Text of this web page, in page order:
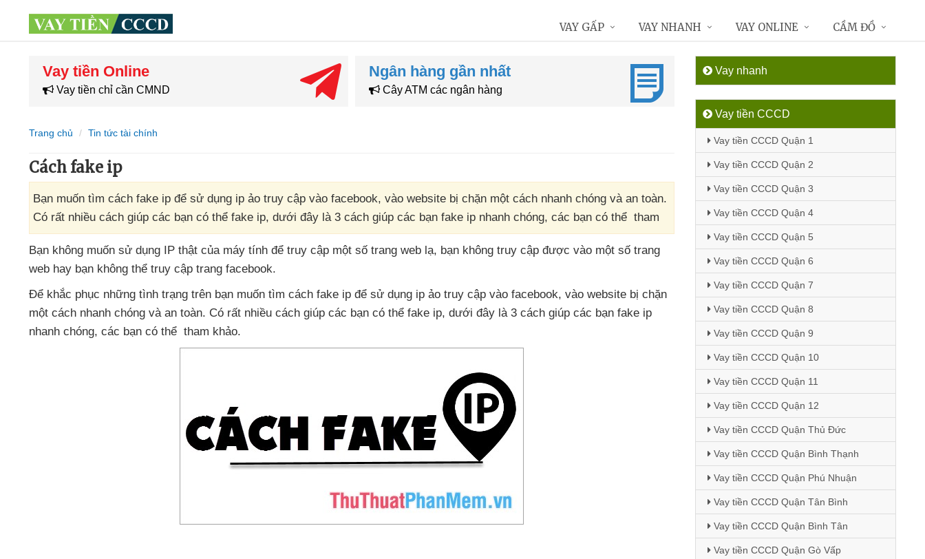
Vay tiền Online
Vay tiền chỉ cần CMND
Ngân hàng gần nhất
Cây ATM các ngân hàng
Trang chủ Tin tức tài chính
Cách fake ip
Bạn muốn tìm cách fake ip để sử dụng ip ảo truy cập vào facebook, vào website bị chặn một cách nhanh chóng và an toàn.
Có rất nhiều cách giúp các bạn có thể fake ip, dưới đây là 3 cách giúp các bạn fake ip nhanh chóng, các bạn có thể tham
Bạn không muốn sử dụng IP thật của máy tính để truy cập một số trang web lạ, bạn không truy cập được vào một số trang
web hay bạn không thể truy cập trang facebook.
Để khắc phục những tình trạng trên bạn muốn tìm cách fake ip để sử dụng ip ảo truy cập vào facebook, vào website bị chặn
một cách nhanh chóng và an toàn. Có rất nhiều cách giúp các bạn có thể fake ip, dưới đây là 3 cách giúp các bạn fake ip
nhanh chóng, các bạn có thể tham khảo.
Vay nhanh
Vay tiền CCCD
Vay tiền CCCD Quận 1
Vay tiền CCCD Quận 2
Vay tiền CCCD Quận 3
Vay tiền CCCD Quận 4
Vay tiền CCCD Quận 5
Vay tiền CCCD Quận 6
Vay tiền CCCD Quận 7
Vay tiền CCCD Quận 8
Vay tiền CCCD Quận 9
Vay tiền CCCD Quận 10
Vay tiền CCCD Quận 11
Vay tiền CCCD Quận 12
Vay tiền CCCD Quận Thủ Đức
Vay tiền CCCD Quận Bình Thạnh
Vay tiền CCCD Quận Phú Nhuận
Vay tiền CCCD Quận Tân Bình
Vay tiền CCCD Quận Bình Tân
Vay tiền CCCD Quận Gò Vấp
VAY GẤP VAY NHANH VAY ONLINE CẦM ĐỒ